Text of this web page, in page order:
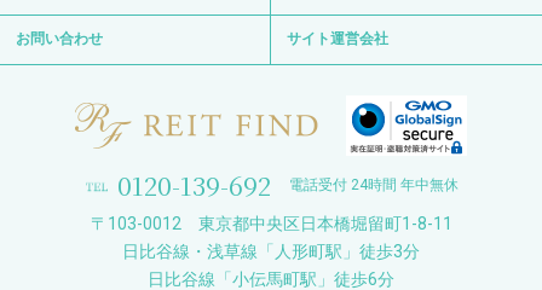
お問い合わせ サイト運営会社
0120-139-692 電話受付 24時間 年中無休
〒103-0012 東京都中央区日本橋堀留町1-8-11
日比谷線・浅草線「人形町駅」徒歩3分
日比谷線「小伝馬町駅」徒歩6分